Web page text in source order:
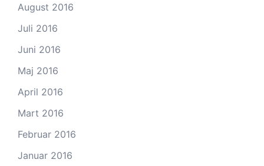
August 2016
Juli 2016
Juni 2016
Maj 2016
April 2016
Mart 2016
Februar 2016
Januar 2016